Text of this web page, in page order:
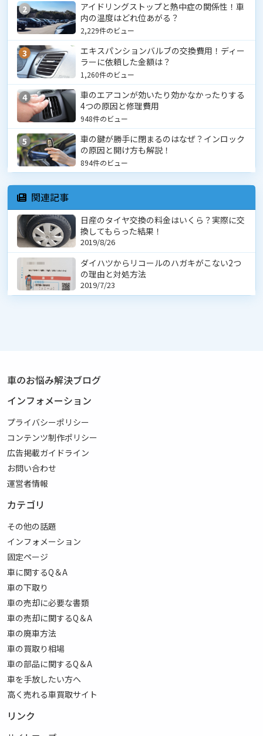
2
アイドリングストップと熱中症の関係性！車
内の温度はどれ位あがる？
2,229件のビュー
3
エキスパンションバルブの交換費用！ディー
ラーに依頼した金額は？
1,260件のビュー
4
車のエアコンが効いたり効かなかったりする
4つの原因と修理費用
948件のビュー
5
車の鍵が勝手に閉まるのはなぜ？インロック
の原因と開け方も解説！
894件のビュー
関連記事
日産のタイヤ交換の料金はいくら？実際に交
換してもらった結果！
2019/8/26
ダイハツからリコールのハガキがこない2つ
の理由と対処方法
2019/7/23
車のお悩み解決ブログ
インフォメーション
プライバシーポリシー
コンテンツ制作ポリシー
広告掲載ガイドライン
お問い合わせ
運営者情報
カテゴリ
その他の話題
インフォメーション
固定ページ
車に関するQ＆A
車の下取り
車の売却に必要な書類
車の売却に関するQ＆A
車の廃車方法
車の買取り相場
車の部品に関するQ＆A
車を手放したい方へ
高く売れる車買取サイト
リンク